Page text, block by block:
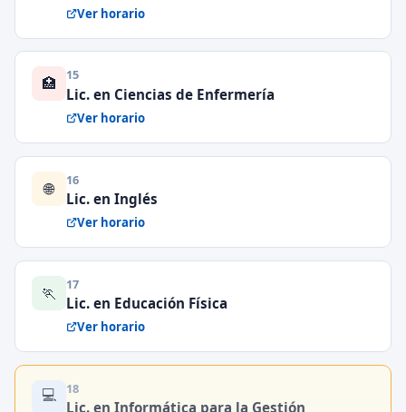
Ver horario
🏥 15
Lic. en Ciencias de Enfermería
Ver horario
🌐 16
Lic. en Inglés
Ver horario
🏃 17
Lic. en Educación Física
Ver horario
💻 18
Lic. en Informática para la Gestión